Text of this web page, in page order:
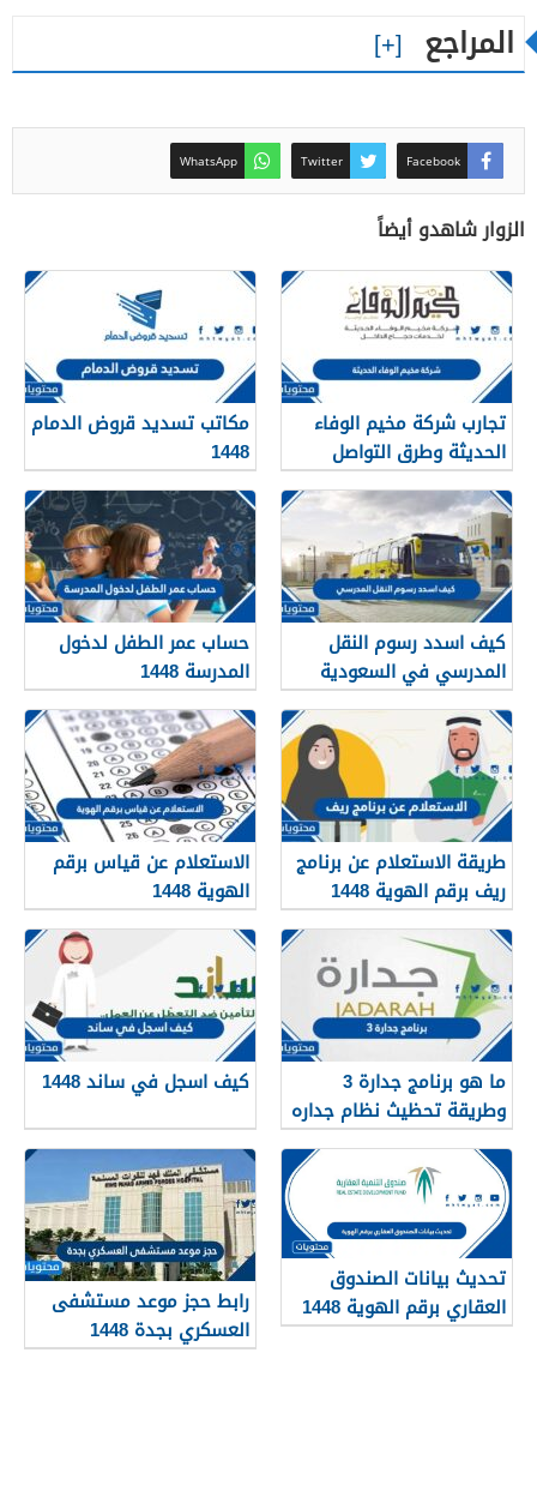
المراجع
Facebook
Twitter
WhatsApp
الزوار شاهدو أيضاً
تجارب شركة مخيم الوفاء
الحديثة وطرق التواصل
معهم 1448
مكاتب تسديد قروض الدمام
1448
كيف اسدد رسوم النقل
المدرسي في السعودية
1448
حساب عمر الطفل لدخول
المدرسة 1448
طريقة الاستعلام عن برنامج
ريف برقم الهوية 1448
الاستعلام عن قياس برقم
الهوية 1448
services.qiyas.sa
ما هو برنامج جدارة 3
وطريقة تحظيث نظام جداره
1448
كيف اسجل في ساند 1448
تحديث بيانات الصندوق
العقاري برقم الهوية 1448
الرابط والخطوات
رابط حجز موعد مستشفى
العسكري بجدة 1448